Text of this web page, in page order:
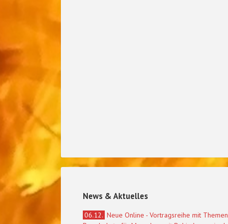
News & Aktuelles
06.12. Neue Online - Vortragsreihe mit